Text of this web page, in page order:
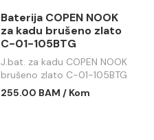
Baterija COPEN NOOK
za kadu brušeno zlato
C-01-105BTG
J.bat. za kadu COPEN NOOK
brušeno zlato C-01-105BTG
255.00 BAM / Kom